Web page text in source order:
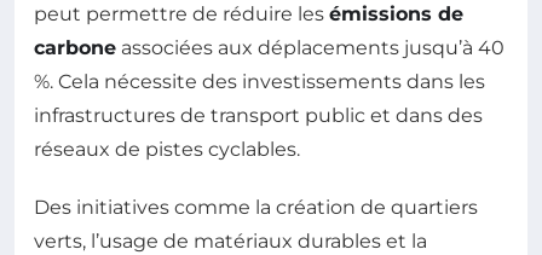
peut permettre de réduire les émissions de
carbone associées aux déplacements jusqu’à 40
%. Cela nécessite des investissements dans les
infrastructures de transport public et dans des
réseaux de pistes cyclables.
Des initiatives comme la création de quartiers
verts, l’usage de matériaux durables et la